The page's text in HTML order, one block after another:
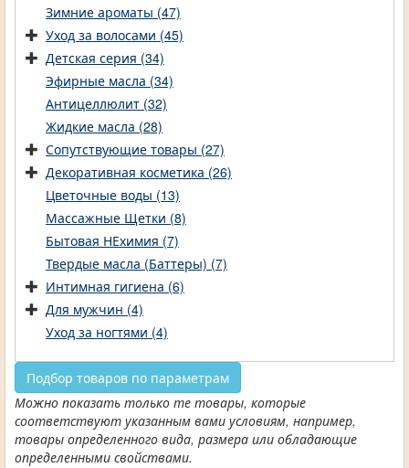
Зимние ароматы (47)
Уход за волосами (45)
Детская серия (34)
Эфирные масла (34)
Антицеллюлит (32)
Жидкие масла (28)
Сопутствующие товары (27)
Декоративная косметика (26)
Цветочные воды (13)
Массажные Щетки (8)
Бытовая НЕхимия (7)
Твердые масла (Баттеры) (7)
Интимная гигиена (6)
Для мужчин (4)
Уход за ногтями (4)
Подбор товаров по параметрам
Можно показать только те товары, которые
соответствуют указанным вами условиям, например,
товары определенного вида, размера или обладающие
определенными свойствами.